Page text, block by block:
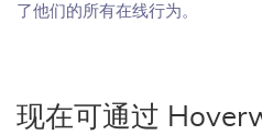
了他们的所有在线行为。
现在可通过